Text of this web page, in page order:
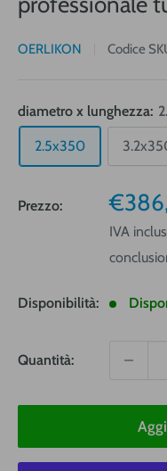
OERLIKON Codice
diametro x lunghezza:
2.5x350
Prezzo:
IVA
Disponibilità:
Quantità: